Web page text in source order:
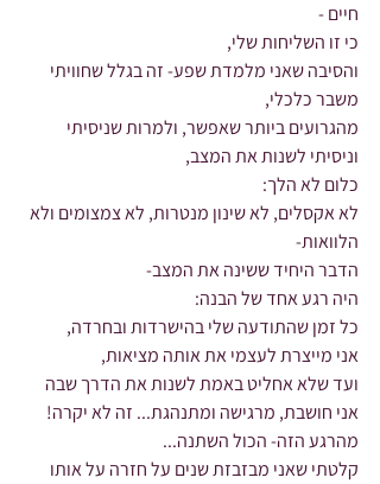
חיים -
כי זו השליחות שלי,
והסיבה שאני מלמדת שפע- זה בגלל שחוויתי
משבר כלכלי,
מהגרועים ביותר שאפשר, ולמרות שניסיתי
וניסיתי לשנות את המצב,
כלום לא הלך:
לא אקסלים, לא שינון מנטרות, לא צמצומים ולא
הלוואות-
הדבר היחיד ששינה את המצב-
היה רגע אחד של הבנה:
כל זמן שהתודעה שלי בהישרדות ובחרדה,
אני מייצרת לעצמי את אותה מציאות,
ועד שלא אחליט באמת לשנות את הדרך שבה
אני חושבת, מרגישה ומתנהגת... זה לא יקרה!
מהרגע הזה- הכול השתנה...
קלטתי שאני מבזבזת שנים על חזרה על אותו